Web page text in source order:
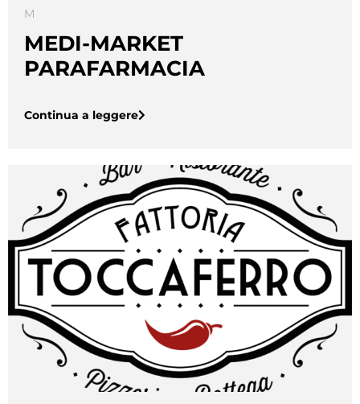
M
MEDI-MARKET
PARAFARMACIA
Continua a leggere